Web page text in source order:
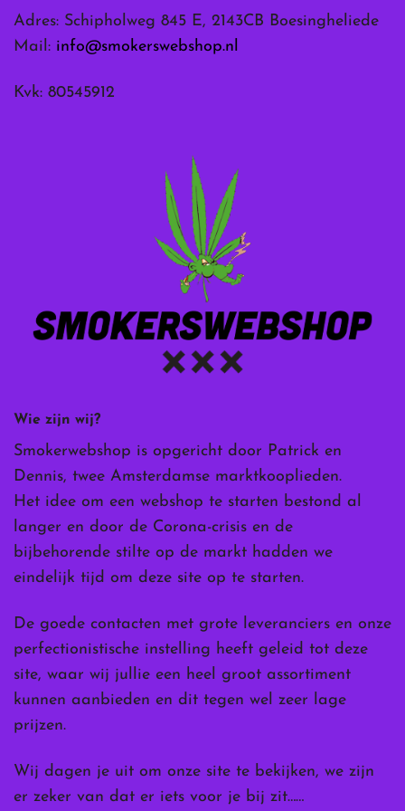
Wie zijn wij?
Smokerwebshop is opgericht door Patrick en
Dennis, twee Amsterdamse marktkooplieden.
Het idee om een webshop te starten bestond al
langer en door de Corona-crisis en de
bijbehorende stilte op de markt hadden we
eindelijk tijd om deze site op te starten.
De goede contacten met grote leveranciers en onze
perfectionistische instelling heeft geleid tot deze
site, waar wij jullie een heel groot assortiment
kunnen aanbieden en dit tegen wel zeer lage
prijzen.
Wij dagen je uit om onze site te bekijken, we zijn
er zeker van dat er iets voor je bij zit……
Adres: Schipholweg 845 E, 2143CB Boesingheliede
Mail: info@smokerswebshop.nl
Kvk: 80545912